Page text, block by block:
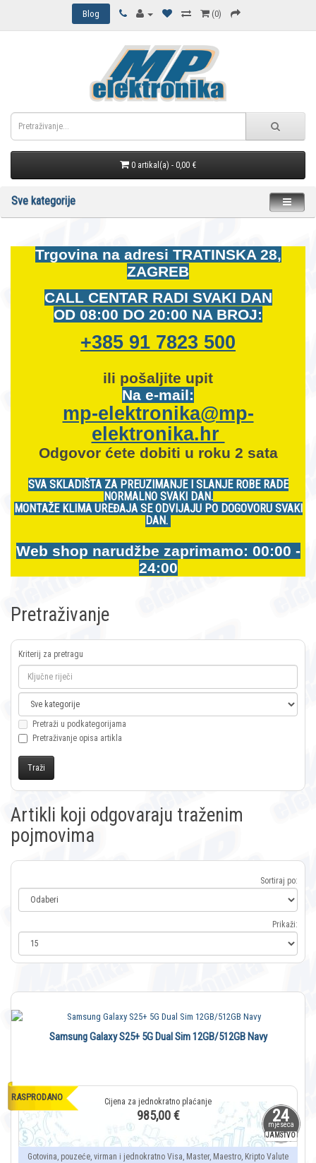
Blog (0)
0 artikal(a) - 0,00 €
Sve kategorije
Trgovina na adresi TRATINSKA 28,
ZAGREB
CALL CENTAR RADI SVAKI DAN
OD 08:00 DO 20:00 NA BROJ:
+385 91 7823 500
ili pošaljite upit
Na e-mail:
mp-elektronika@mp-
elektronika.hr
Odgovor ćete dobiti u roku 2 sata
SVA SKLADIŠTA ZA PREUZIMANJE I SLANJE ROBE RADE
NORMALNO SVAKI DAN.
MONTAŽE KLIMA UREĐAJA SE ODVIJAJU PO DOGOVORU SVAKI
DAN.
Web shop narudžbe zaprimamo: 00:00 -
24:00
Pretraživanje
Kriterij za pretragu
Pretraži u podkategorijama
Pretraživanje opisa artikla
Artikli koji odgovaraju traženim
pojmovima
Sortiraj po:
Prikaži:
24
mjeseca
JAMSTVO
RASPRODANO
Samsung Galaxy S25+ 5G Dual Sim 12GB/512GB Navy
985,00 €
Gotovina, pouzeće, virman i jednokratno Visa, Master, Maestro, Kripto Valute